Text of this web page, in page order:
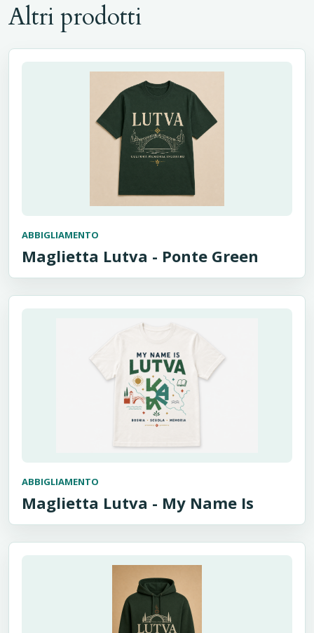
Altri prodotti
ABBIGLIAMENTO
Maglietta Lutva - Ponte Green
ABBIGLIAMENTO
Maglietta Lutva - My Name Is